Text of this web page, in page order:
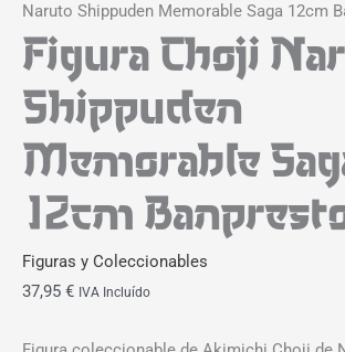
Naruto Shippuden Memorable Saga 12cm
Figura Choji
Shippuden
Memorable
12cm
Figuras y Coleccionables
37,95 € IVA Incluído